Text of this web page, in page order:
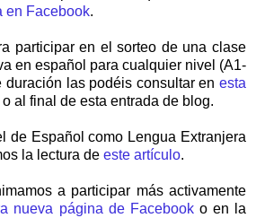
en Facebook.
participar en el sorteo de una clase
en español para cualquier nivel (A1-
duración las podéis consultar en esta
o al final de esta entrada de blog.
de Español como Lengua Extranjera
la lectura de este artículo.
a participar más activamente
nueva página de Facebooko en la